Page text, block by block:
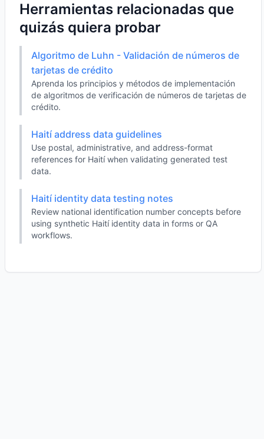
Herramientas relacionadas que
quizás quiera probar
Algoritmo de Luhn - Validación de números de
tarjetas de crédito
Aprenda los principios y métodos de implementación
de algoritmos de verificación de números de tarjetas de
crédito.
Haití address data guidelines
Use postal, administrative, and address-format
references for Haití when validating generated test
data.
Haití identity data testing notes
Review national identification number concepts before
using synthetic Haití identity data in forms or QA
workflows.